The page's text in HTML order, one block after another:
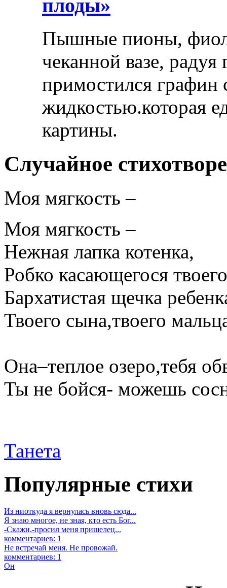
плоды»
Пышные пионы,
чеканной вазе,
примостился графин
жидкостью.которая
картины.
Случайное
Моя мягкость –
Моя мягкость –
Нежная лапка котенка,
Робко касающегося
Бархатистая щечка
Твоего сына,твоего
Она–теплое озеро,тебя
Ты не бойся- можешь
Танета
Популярные стихи
Из ниоткуда я вернулась вновь сюда...
Я знаю многое, не зная, кто есть Бог...
-Скажи,-просил меня пришелец...
комментариев: 1
Не встречай меня. Не провожай.
комментариев: 1
Он